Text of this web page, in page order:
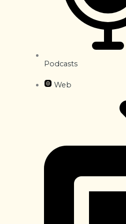
Podcasts
Web